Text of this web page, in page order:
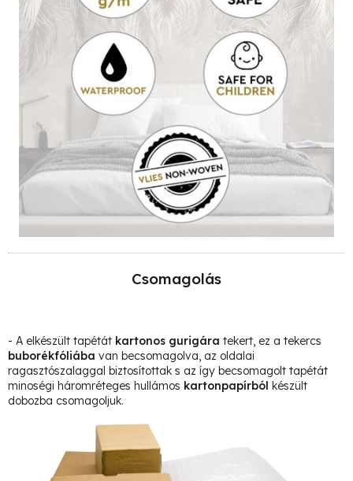
Csomagolás
- A elkészült tapétát kartonos gurigára tekert, ez a tekercs
buborékfóliába van becsomagolva, az oldalai
ragasztószalaggal biztosítottak s az így becsomagolt tapétát
minoségi háromréteges hullámos kartonpapírból készült
dobozba csomagoljuk.